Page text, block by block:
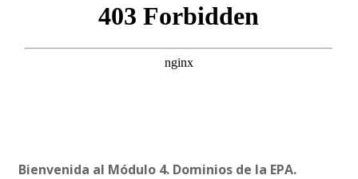
Bienvenida al Módulo 4. Dominios de la EPA.